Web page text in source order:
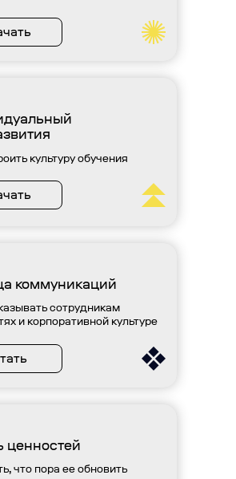
ценностей
что пора ее обновить
коммуникаций
сотрудникам
и корпоративной культуре
культуру обучения